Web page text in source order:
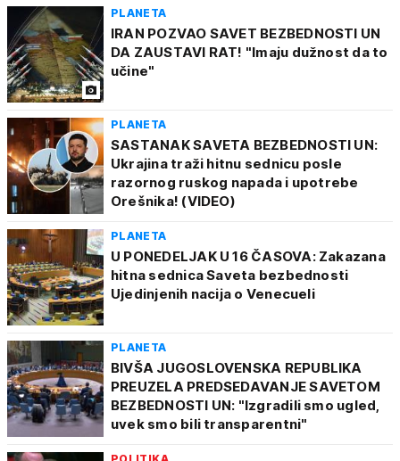
PLANETA
IRAN POZVAO SAVET BEZBEDNOSTI UN
DA ZAUSTAVI RAT! "Imaju dužnost da to
učine"
PLANETA
SASTANAK SAVETA BEZBEDNOSTI UN:
Ukrajina traži hitnu sednicu posle
razornog ruskog napada i upotrebe
Orešnika! (VIDEO)
PLANETA
U PONEDELJAK U 16 ČASOVA: Zakazana
hitna sednica Saveta bezbednosti
Ujedinjenih nacija o Venecueli
PLANETA
BIVŠA JUGOSLOVENSKA REPUBLIKA
PREUZELA PREDSEDAVANJE SAVETOM
BEZBEDNOSTI UN: "Izgradili smo ugled,
uvek smo bili transparentni"